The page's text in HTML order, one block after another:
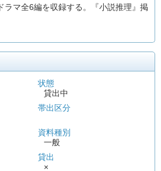
ラマ全6編を収録する。『小説推理』掲
状態
貸出中
帯出区分
資料種別
一般
貸出
×